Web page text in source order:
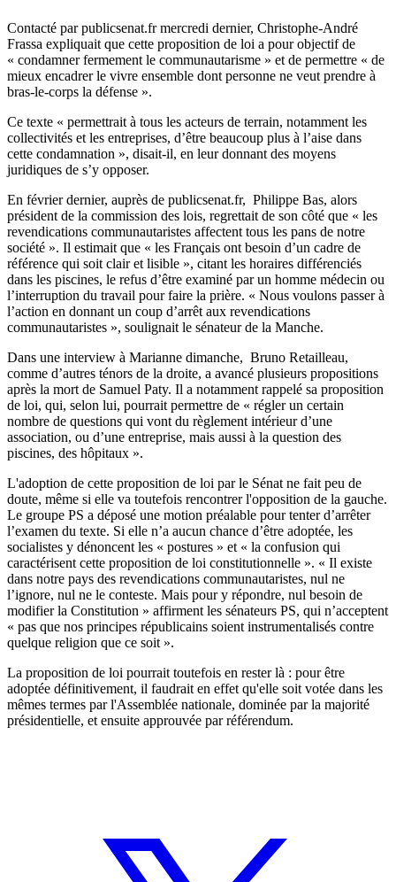
Contacté par publicsenat.fr mercredi dernier, Christophe-André
Frassa expliquait que cette proposition de loi a pour objectif de
« condamner fermement le communautarisme » et de permettre « de
mieux encadrer le vivre ensemble dont personne ne veut prendre à
bras-le-corps la défense ».
Ce texte « permettrait à tous les acteurs de terrain, notamment les
collectivités et les entreprises, d’être beaucoup plus à l’aise dans
cette condamnation », disait-il, en leur donnant des moyens
juridiques de s’y opposer.
En février dernier, auprès de publicsenat.fr, Philippe Bas, alors
président de la commission des lois, regrettait de son côté que « les
revendications communautaristes affectent tous les pans de notre
société ». Il estimait que « les Français ont besoin d’un cadre de
référence qui soit clair et lisible », citant les horaires différenciés
dans les piscines, le refus d’être examiné par un homme médecin ou
l’interruption du travail pour faire la prière. « Nous voulons passer à
l’action en donnant un coup d’arrêt aux revendications
communautaristes », soulignait le sénateur de la Manche.
Dans une interview à Marianne dimanche, Bruno Retailleau,
comme d’autres ténors de la droite, a avancé plusieurs propositions
après la mort de Samuel Paty. Il a notamment rappelé sa proposition
de loi, qui, selon lui, pourrait permettre de « régler un certain
nombre de questions qui vont du règlement intérieur d’une
association, ou d’une entreprise, mais aussi à la question des
piscines, des hôpitaux ».
L'adoption de cette proposition de loi par le Sénat ne fait peu de
doute, même si elle va toutefois rencontrer l'opposition de la gauche.
Le groupe PS a déposé une motion préalable pour tenter d’arrêter
l’examen du texte. Si elle n’a aucun chance d’être adoptée, les
socialistes y dénoncent les « postures » et « la confusion qui
caractérisent cette proposition de loi constitutionnelle ». « Il existe
dans notre pays des revendications communautaristes, nul ne
l’ignore, nul ne le conteste. Mais pour y répondre, nul besoin de
modifier la Constitution » affirment les sénateurs PS, qui n’acceptent
« pas que nos principes républicains soient instrumentalisés contre
quelque religion que ce soit ».
La proposition de loi pourrait toutefois en rester là : pour être
adoptée définitivement, il faudrait en effet qu'elle soit votée dans les
mêmes termes par l'Assemblée nationale, dominée par la majorité
présidentielle, et ensuite approuvée par référendum.